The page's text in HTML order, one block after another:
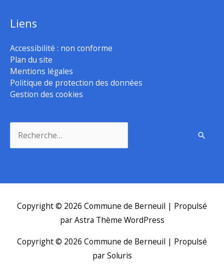
Liens
Accessibilité : non conforme
Plan du site
Mentions légales
Politique de protection des données
Gestion des cookies
Copyright © 2026 Commune de Berneuil | Propulsé
parAstra Thème WordPress
Copyright © 2026 Commune de Berneuil | Propulsé
par Soluris